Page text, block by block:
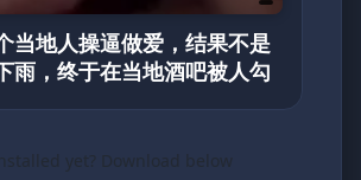
当地人操逼做爱，结果不是
雨，终于在当地酒吧被人勾
yet? Download below